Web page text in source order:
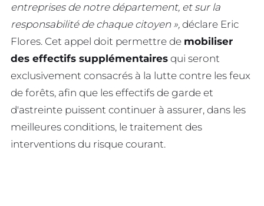
entreprises de notre département, et sur la
responsabilité de chaque citoyen », déclare Eric
Flores. Cet appel doit permettre de mobiliser
des effectifs supplémentaires qui seront
exclusivement consacrés à la lutte contre les feux
de forêts, afin que les effectifs de garde et
d'astreinte puissent continuer à assurer, dans les
meilleures conditions, le traitement des
interventions du risque courant.